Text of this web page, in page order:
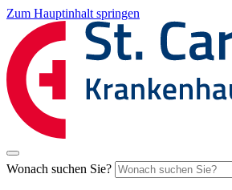
Zum Hauptinhalt springen
Wonach suchen Sie?